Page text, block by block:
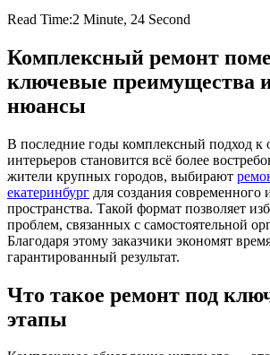
Read Time:2 Minute, 24 Second
Комплексный ремонт
ключевые преимущества
нюансы
В последние годы комплексный подход к
интерьеров становится всё более
жители крупных городов, выбирают
екатеринбург для создания
пространства. Такой формат позволяет
проблем, связанных с самостоятельной
Благодаря этому заказчики экономят
гарантированный результат.
Что такое ремонт под
этапы